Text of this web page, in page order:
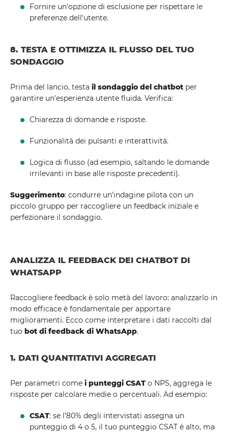
Fornire un'opzione di esclusione per rispettare le
preferenze dell'utente.
8. TESTA E OTTIMIZZA IL FLUSSO DEL TUO
SONDAGGIO
Prima del lancio, testa il sondaggio del chatbot per
garantire un'esperienza utente fluida. Verifica:
Chiarezza di domande e risposte.
Funzionalità dei pulsanti e interattività.
Logica di flusso (ad esempio, saltando le domande
irrilevanti in base alle risposte precedenti).
Suggerimento: condurre un'indagine pilota con un
piccolo gruppo per raccogliere un feedback iniziale e
perfezionare il sondaggio.
ANALIZZA IL FEEDBACK DEI CHATBOT DI
WHATSAPP
Raccogliere feedback è solo metà del lavoro: analizzarlo in
modo efficace è fondamentale per apportare
miglioramenti. Ecco come interpretare i dati raccolti dal
tuo bot di feedback di WhatsApp.
1. DATI QUANTITATIVI AGGREGATI
Per parametri come i punteggi CSAT o NPS, aggrega le
risposte per calcolare medie o percentuali. Ad esempio:
CSAT: se l'80% degli intervistati assegna un
punteggio di 4 o 5, il tuo punteggio CSAT è alto, ma